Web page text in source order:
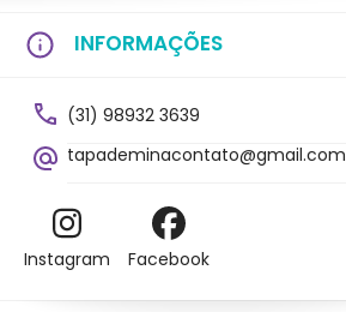
INFORMAÇÕES
(31) 98932 3639
tapademinacontato@gmail.com
Instagram Facebook